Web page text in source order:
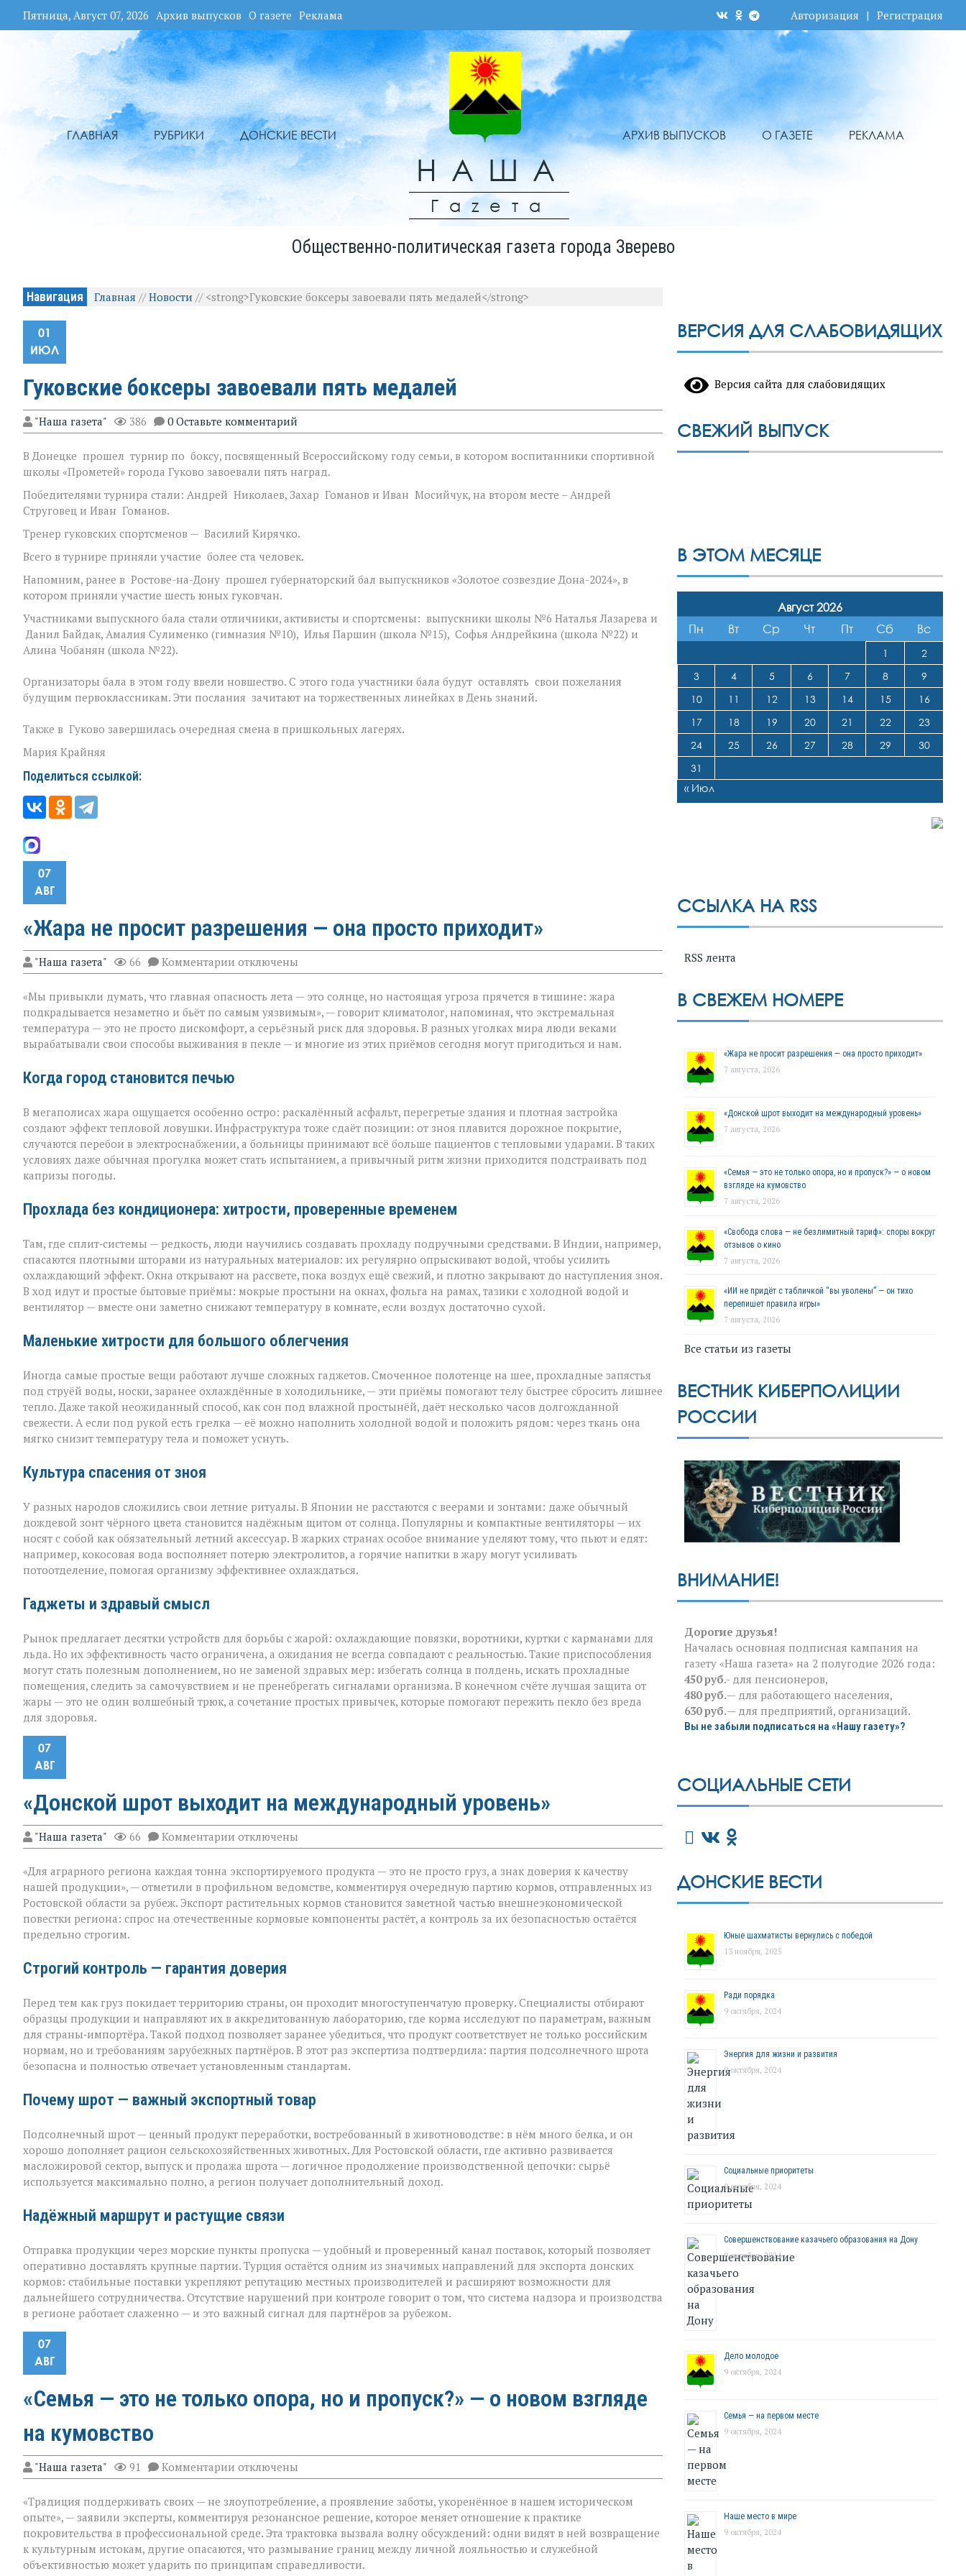
Пятница, Август 07, 2026 Архив выпусков О газете Реклама Авторизация | Регистрация
ГЛАВНАЯ РУБРИКИ ДОНСКИЕ ВЕСТИ
НАША
Гаzета
АРХИВ ВЫПУСКОВ О ГАЗЕТЕ РЕКЛАМА
Общественно-политическая газета города Зверево
Навигация Главная //Новости // <strong>Гуковские боксеры завоевали пять медалей</strong>
01
ИЮЛ
Гуковские боксеры завоевали пять медалей
"Наша газета" 386 0 Оставьте комментарий
В Донецке прошел турнир по боксу, посвященный Всероссийскому году семьи, в котором воспитанники спортивной
школы «Прометей» города Гуково завоевали пять наград.
Победителями турнира стали: Андрей Николаев, Захар Гоманов и Иван Мосийчук, на втором месте – Андрей
Струговец и Иван Гоманов.
Тренер гуковских спортсменов — Василий Кирячко.
Всего в турнире приняли участие более ста человек.
Напомним, ранее в Ростове-на-Дону прошел губернаторский бал выпускников «Золотое созвездие Дона-2024», в
котором приняли участие шесть юных гуковчан.
Участниками выпускного бала стали отличники, активисты и спортсмены: выпускники школы №6 Наталья Лазарева и
Данил Байдак, Амалия Сулименко (гимназия №10), Илья Паршин (школа №15), Софья Андрейкина (школа №22) и
Алина Чобанян (школа №22).
Организаторы бала в этом году ввели новшество. С этого года участники бала будут оставлять свои пожелания
будущим первоклассникам. Эти послания зачитают на торжественных линейках в День знаний.
Также в Гуково завершилась очередная смена в пришкольных лагерях.
Мария Крайняя
Поделиться ссылкой:
07
АВГ
«Жара не просит разрешения — она просто приходит»
"Наша газета" 66 Комментарии к
записи
не
просит
разрешения — она
просто
приходит»
отключены
«Мы привыкли думать, что главная опасность лета — это солнце, но настоящая угроза прячется в тишине: жара
подкрадывается незаметно и бьёт по самым уязвимым», — говорит климатолог, напоминая, что экстремальная
температура — это не просто дискомфорт, а серьёзный риск для здоровья. В разных уголках мира люди веками
вырабатывали свои способы выживания в пекле — и многие из этих приёмов сегодня могут пригодиться и нам.
Когда город становится печью
В мегаполисах жара ощущается особенно остро: раскалённый асфальт, перегретые здания и плотная застройка
создают эффект тепловой ловушки. Инфраструктура тоже сдаёт позиции: от зноя плавится дорожное покрытие,
случаются перебои в электроснабжении, а больницы принимают всё больше пациентов с тепловыми ударами. В таких
условиях даже обычная прогулка может стать испытанием, а привычный ритм жизни приходится подстраивать под
капризы погоды.
Прохлада без кондиционера: хитрости, проверенные временем
Там, где сплит‑системы — редкость, люди научились создавать прохладу подручными средствами. В Индии, например,
спасаются плотными шторами из натуральных материалов: их регулярно опрыскивают водой, чтобы усилить
охлаждающий эффект. Окна открывают на рассвете, пока воздух ещё свежий, и плотно закрывают до наступления зноя.
В ход идут и простые бытовые приёмы: мокрые простыни на окнах, фольга на рамах, тазики с холодной водой и
вентилятор — вместе они заметно снижают температуру в комнате, если воздух достаточно сухой.
Маленькие хитрости для большого облегчения
Иногда самые простые вещи работают лучше сложных гаджетов. Смоченное полотенце на шее, прохладные запястья
под струёй воды, носки, заранее охлаждённые в холодильнике, — эти приёмы помогают телу быстрее сбросить лишнее
тепло. Даже такой неожиданный способ, как сон под влажной простынёй, даёт несколько часов долгожданной
свежести. А если под рукой есть грелка — её можно наполнить холодной водой и положить рядом: через ткань она
мягко снизит температуру тела и поможет уснуть.
Культура спасения от зноя
У разных народов сложились свои летние ритуалы. В Японии не расстаются с веерами и зонтами: даже обычный
дождевой зонт чёрного цвета становится надёжным щитом от солнца. Популярны и компактные вентиляторы — их
носят с собой как обязательный летний аксессуар. В жарких странах особое внимание уделяют тому, что пьют и едят:
например, кокосовая вода восполняет потерю электролитов, а горячие напитки в жару могут усиливать
потоотделение, помогая организму эффективнее охлаждаться.
Гаджеты и здравый смысл
Рынок предлагает десятки устройств для борьбы с жарой: охлаждающие повязки, воротники, куртки с карманами для
льда. Но их эффективность часто ограничена, а ожидания не всегда совпадают с реальностью. Такие приспособления
могут стать полезным дополнением, но не заменой здравых мер: избегать солнца в полдень, искать прохладные
помещения, следить за самочувствием и не пренебрегать сигналами организма. В конечном счёте лучшая защита от
жары — это не один волшебный трюк, а сочетание простых привычек, которые помогают пережить пекло без вреда
для здоровья.
07
АВГ
«Донской шрот выходит на международный уровень»
"Наша газета" 66 Комментарии к
записи
шрот
выходит
международный
уровень»
отключены
«Для аграрного региона каждая тонна экспортируемого продукта — это не просто груз, а знак доверия к качеству
нашей продукции», — отметили в профильном ведомстве, комментируя очередную партию кормов, отправленных из
Ростовской области за рубеж. Экспорт растительных кормов становится заметной частью внешнеэкономической
повестки региона: спрос на отечественные кормовые компоненты растёт, а контроль за их безопасностью остаётся
предельно строгим.
Строгий контроль — гарантия доверия
Перед тем как груз покидает территорию страны, он проходит многоступенчатую проверку. Специалисты отбирают
образцы продукции и направляют их в аккредитованную лабораторию, где корма исследуют по параметрам, важным
для страны‑импортёра. Такой подход позволяет заранее убедиться, что продукт соответствует не только российским
нормам, но и требованиям зарубежных партнёров. В этот раз экспертиза подтвердила: партия подсолнечного шрота
безопасна и полностью отвечает установленным стандартам.
Почему шрот — важный экспортный товар
Подсолнечный шрот — ценный продукт переработки, востребованный в животноводстве: в нём много белка, и он
хорошо дополняет рацион сельскохозяйственных животных. Для Ростовской области, где активно развивается
масложировой сектор, выпуск и продажа шрота — логичное продолжение производственной цепочки: сырьё
используется максимально полно, а регион получает дополнительный доход.
Надёжный маршрут и растущие связи
Отправка продукции через морские пункты пропуска — удобный и проверенный канал поставок, который позволяет
оперативно доставлять крупные партии. Турция остаётся одним из значимых направлений для экспорта донских
кормов: стабильные поставки укрепляют репутацию местных производителей и расширяют возможности для
дальнейшего сотрудничества. Отсутствие нарушений при контроле говорит о том, что система надзора и производства
в регионе работает слаженно — и это важный сигнал для партнёров за рубежом.
07
АВГ
«Семья — это не только опора, но и пропуск?» — о новом взгляде
на кумовство
"Наша газета" 91 Комментарии к
записи
не
только
опора,
но
и
пропуск?» — о
отключены
«Традиция поддерживать своих — не злоупотребление, а проявление заботы, укоренённое в нашем историческом
опыте», — заявили эксперты, комментируя резонансное решение, которое меняет отношение к практике
покровительства в профессиональной среде. Эта трактовка вызвала волну обсуждений: одни видят в ней возвращение
к культурным истокам, другие опасаются, что размывание границ между личной лояльностью и служебной
объективностью может ударить по принципам справедливости.
ВЕРСИЯ ДЛЯ СЛАБОВИДЯЩИХ
Версия сайта для слабовидящих
СВЕЖИЙ ВЫПУСК
В ЭТОМ МЕСЯЦЕ
Август 2026
Пн
Вт Ср Чт Пт Сб Вс
1
2
3
4 5 6 7 8
9
10
11 12 13 14 15
16
17
18 19 20 21 22
23
24
25 26 27 28 29
30
31
« Июл
ССЫЛКА НА RSS
RSS лента
В СВЕЖЕМ НОМЕРЕ
«Жара не просит разрешения — она просто приходит»
7 августа, 2026
«Донской шрот выходит на международный уровень»
7 августа, 2026
«Семья — это не только опора, но и пропуск?» — о новом
взгляде на кумовство
7 августа, 2026
«Свобода слова — не безлимитный тариф»: споры вокруг
отзывов о кино
7 августа, 2026
«ИИ не придёт с табличкой “вы уволены” — он тихо
перепишет правила игры»
7 августа, 2026
Все статьи из газеты
ВЕСТНИК КИБЕРПОЛИЦИИ
РОССИИ
ВНИМАНИЕ!
Дорогие друзья!
Началась основная подписная кампания на
газету «Наша газета» на 2 полугодие 2026 года:
450 руб.- для пенсионеров,
480 руб.— для работающего населения,
630 руб.— для предприятий, организаций.
Вы не забыли подписаться на «Нашу газету»?
СОЦИАЛЬНЫЕ СЕТИ
ДОНСКИЕ ВЕСТИ
Юные шахматисты вернулись с победой
13 ноября, 2025
Ради порядка
9 октября, 2024
Энергия для жизни и развития
9 октября, 2024
Социальные приоритеты
9 октября, 2024
Совершенствование казачьего образования на Дону
9 октября, 2024
Дело молодое
9 октября, 2024
Семья — на первом месте
9 октября, 2024
Наше место в мире
9 октября, 2024